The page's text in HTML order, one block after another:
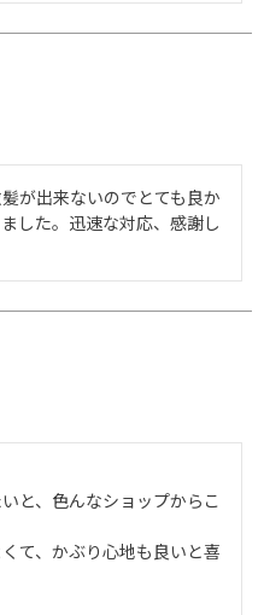
が出来ないのでとても良か
した。迅速な対応、感謝し
と、色んなショップからこ
て、かぶり心地も良いと喜